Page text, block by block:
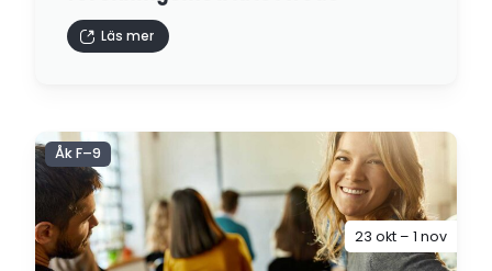
Läs mer
Åk F–9
23 okt – 1 nov